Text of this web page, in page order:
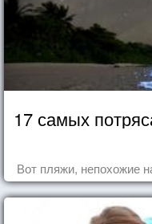
17 самых
Вот пляжи, непохожие